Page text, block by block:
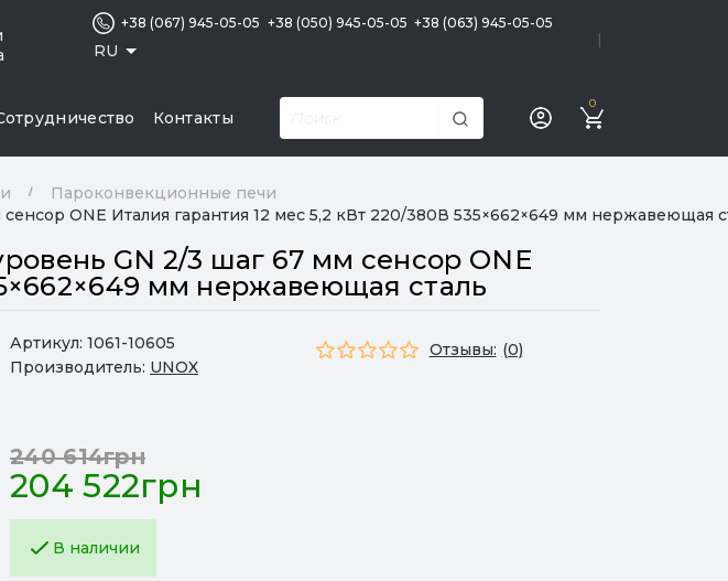
RU
+38 (067) 945-05-05 +38 (050) 945-05-05 +38 (063) 945-05-05
Контакты
0
Пароконвекционные печи
ONE Италия гарантия 12 мес 5,2 кВт 220/380В 535×662×649 мм нержавеющая
GN 2/3 шаг 67 мм сенсор ONE
мм нержавеющая сталь
Артикул: 1061-10605
Производитель: UNOX
Отзывы: (0)
204 522грн
240 614грн
В наличии